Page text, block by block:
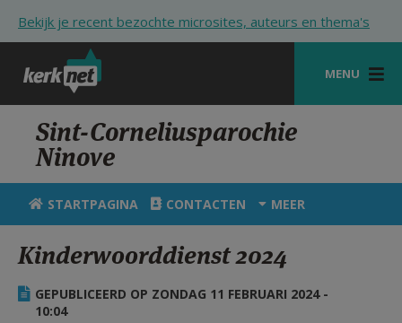
Bekijk je recent bezochte microsites, auteurs en thema's
MENU
STARTPAGINA
KERK
VIERINGEN
HULP
Sint-Corneliusparochie
Ninove
STARTPAGINA CONTACTEN MEER
Kinderwoorddienst 2024
GEPUBLICEERD OP ZONDAG 11 FEBRUARI 2024 -
10:04